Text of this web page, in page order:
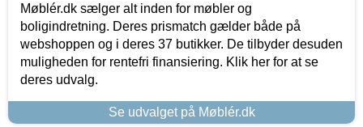
Møblér.dk sælger alt inden for møbler og
boligindretning. Deres prismatch gælder både på
webshoppen og i deres 37 butikker. De tilbyder desuden
muligheden for rentefri finansiering. Klik her for at se
deres udvalg.
Se udvalget på Møblér.dk